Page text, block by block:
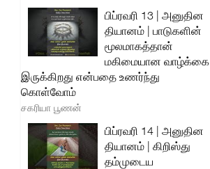
பிப்ரவரி 13 | அனுதின
தியானம் | பாடுகளின்
மூலமாகத்தான்
மகிமையான வாழ்க்கை
இருக்கிறது என்பதை உணர்ந்து
கொள்வோம்
சகரியா பூணன்
பிப்ரவரி 14 | அனுதின
தியானம் | கிறிஸ்து
தம்முடைய